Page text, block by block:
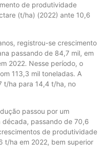
de produtividade
(t/ha) (2022) ante 10,6
registrou-se crescimento
passando de 84,7 mil, em
2022. Nesse período, o
113,3 mil toneladas. A
t/ha para 14,4 t/ha, no
passou por um
passando de 70,6
de produtividade
t/ha em 2022, bem superior